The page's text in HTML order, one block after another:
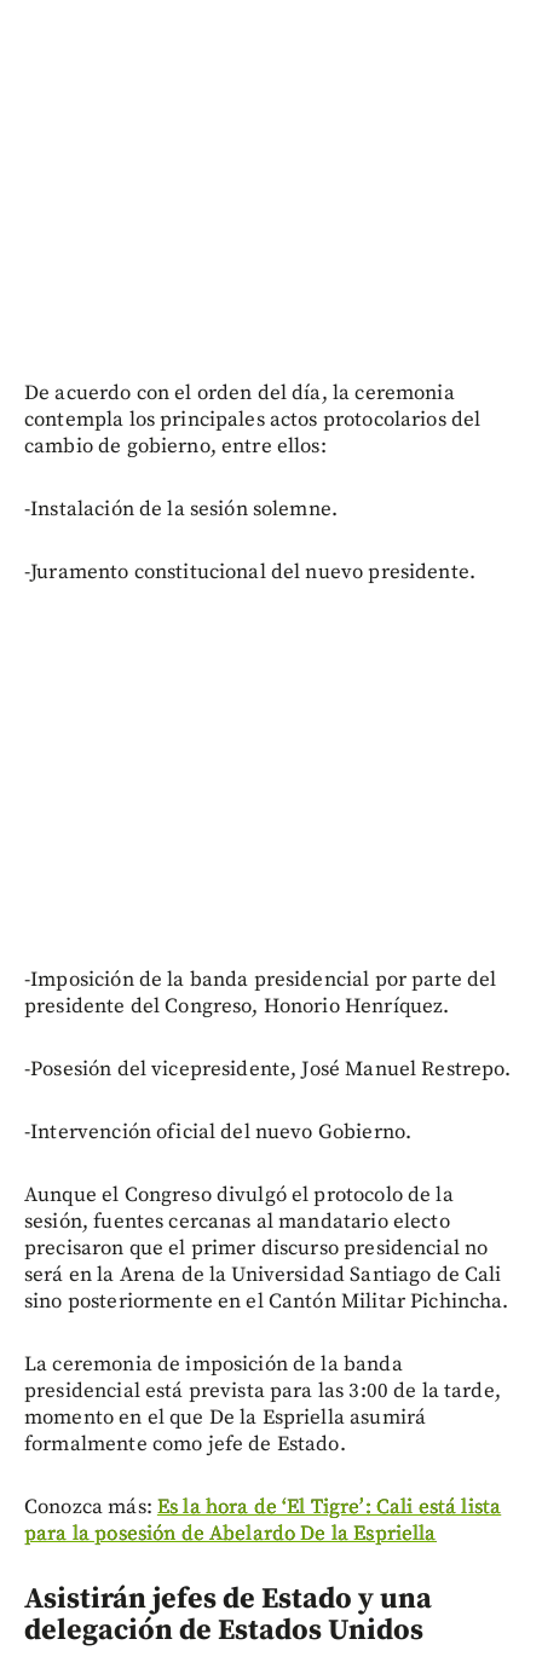
De acuerdo con el orden del día, la ceremonia
contempla los principales actos protocolarios del
cambio de gobierno, entre ellos:
-Instalación de la sesión solemne.
-Juramento constitucional del nuevo presidente.
-Imposición de la banda presidencial por parte del
presidente del Congreso, Honorio Henríquez.
-Posesión del vicepresidente, José Manuel Restrepo.
-Intervención oficial del nuevo Gobierno.
Aunque el Congreso divulgó el protocolo de la
sesión, fuentes cercanas al mandatario electo
precisaron que el primer discurso presidencial no
será en la Arena de la Universidad Santiago de Cali
sino posteriormente en el Cantón Militar Pichincha.
La ceremonia de imposición de la banda
presidencial está prevista para las 3:00 de la tarde,
momento en el que De la Espriella asumirá
formalmente como jefe de Estado.
Conozca más: Es la hora de ‘El Tigre’: Cali está lista
para la posesión de Abelardo De la Espriella
Asistirán jefes de Estado y una
delegación de Estados Unidos